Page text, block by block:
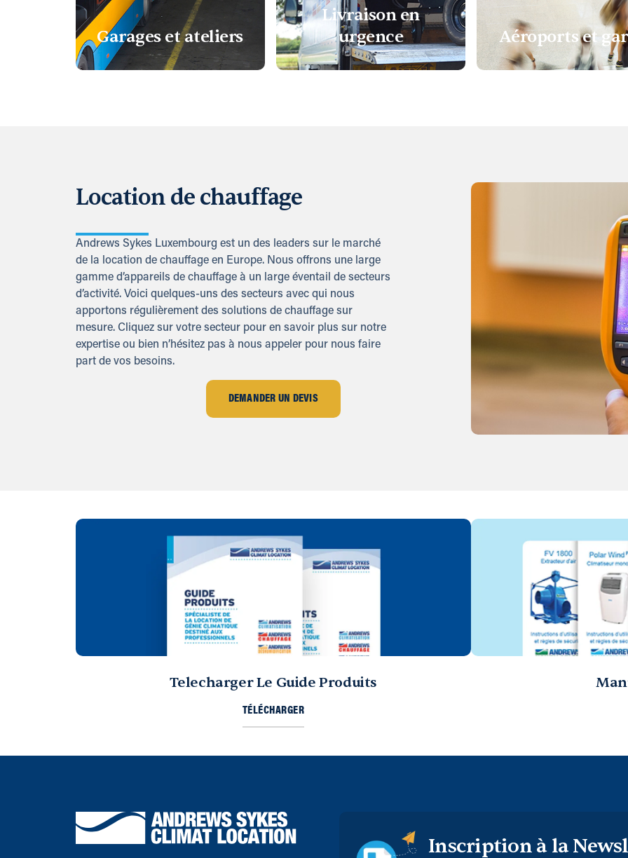
Garages et ateliers
Livraison en
urgence
Aéroports et
Location de chauffage
Andrews Sykes Luxembourg est un des leaders sur le marché
de la location de chauffage en Europe. Nous offrons une large
gamme d’appareils de chauffage à un large éventail de secteurs
d’activité. Voici quelques-uns des secteurs avec qui nous
apportons régulièrement des solutions de chauffage sur
mesure. Cliquez sur votre secteur pour en savoir plus sur notre
expertise ou bien n’hésitez pas à nous appeler pour nous faire
part de vos besoins.
DEMANDER UN DEVIS
Telecharger Le Guide Produits
TÉLÉCHARGER
Inscription à la